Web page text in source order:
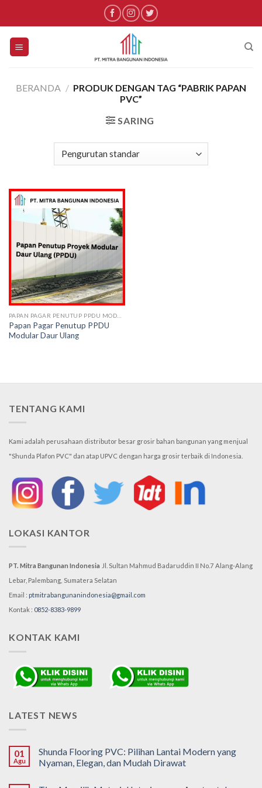
content
BERANDA / PRODUK DENGAN TAG “PABRIK PAPAN
PVC”
SARING
Papan Pagar Penutup PPDU
Modular Daur Ulang
TENTANG KAMI
Kami adalah perusahaan distributor besar grosir bahan bangunan yang menjual
"Shunda Plafon PVC" dan atap UPVC dengan harga grosir terbaik di Indonesia.
LOKASI KANTOR
PT. Mitra Bangunan Indonesia Jl. Sultan Mahmud Badaruddin II No.7 Alang-Alang
Lebar, Palembang, Sumatera Selatan
Email : ptmitrabangunanindonesia@gmail.com
Kontak : 0852-8383-9899
KONTAK KAMI
LATEST NEWS
01
Agu
Shunda Flooring PVC: Pilihan Lantai Modern yang
Nyaman, Elegan, dan Mudah Dirawat